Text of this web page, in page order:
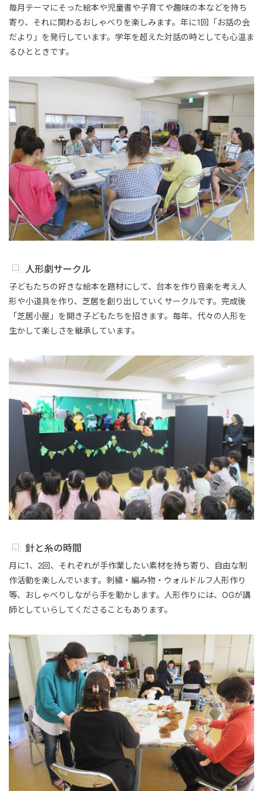
毎月テーマにそった絵本や児童書や子育てや趣味の本などを持ち
寄り、それに関わるおしゃべりを楽しみます。年に1回「お話の会
だより」を発行しています。学年を超えた対話の時としても心温ま
るひとときです。
人形劇サークル
子どもたちの好きな絵本を題材にして、台本を作り音楽を考え人
形や小道具を作り、芝居を創り出していくサークルです。完成後
「芝居小屋」を開き子どもたちを招きます。毎年、代々の人形を
生かして楽しさを継承しています。
針と糸の時間
月に1、2回、それぞれが手作業したい素材を持ち寄り、自由な制
作活動を楽しんでいます。刺繍・編み物・ウォルドルフ人形作り
等、おしゃべりしながら手を動かします。人形作りには、OGが講
師としていらしてくださることもあります。